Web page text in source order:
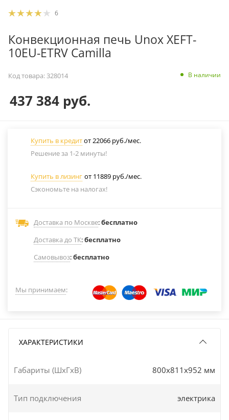
6
Конвекционная печь Unox XEFT-
10EU-ETRV Camilla
Код товара:328014 В наличии
437 384 руб.
Купить в кредитот 22066 руб./мес.
Решение за 1-2 минуты!
Купить в лизинг от 11889 руб./мес.
Сэкономьте на налогах!
Доставка по Москве:бесплатно
Доставка до ТК:бесплатно
Самовывоз:бесплатно
Мы принимаем:
ХАРАКТЕРИСТИКИ
Габариты (ШxГxВ) 800x811x952 мм
Тип подключения электрика